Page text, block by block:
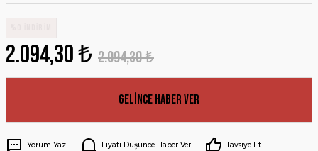
2.094,30 ₺ 2.094,30 ₺
Gelince Haber Ver
Yorum Yaz Fiyatı Düşünce Haber Ver Tavsiye Et